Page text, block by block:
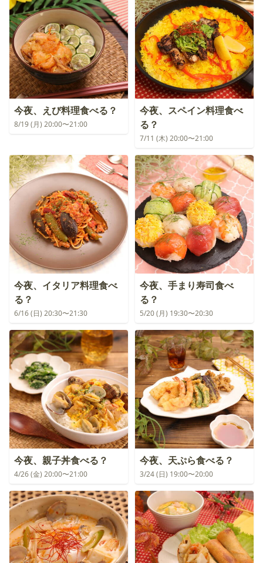
今夜、えび料理食べる？
8/19 (月) 20:00〜21:00
今夜、スペイン料理食べ
る？
7/11 (木) 20:00〜21:00
今夜、イタリア料理食べ
る？
6/16 (日) 20:30〜21:30
今夜、手まり寿司食べ
る？
5/20 (月) 19:30〜20:30
今夜、親子丼食べる？
4/26 (金) 20:00〜21:00
今夜、天ぷら食べる？
3/24 (日) 19:00〜20:00